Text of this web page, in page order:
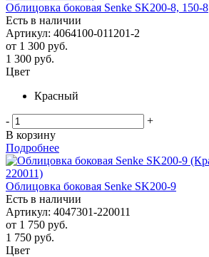
Облицовка боковая Senke SK200-8, 150-8
Есть в наличии
Артикул: 4064100-011201-2
от 1 300 руб.
1 300 руб.
Цвет
Красный
-
+
В корзину
Подробнее
Облицовка боковая Senke SK200-9
Есть в наличии
Артикул: 4047301-220011
от 1 750 руб.
1 750 руб.
Цвет